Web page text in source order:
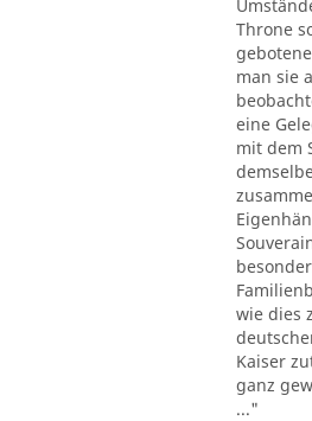
Throne
man sie
eine
mit dem
wie dies
Kaiser
ganz
..."